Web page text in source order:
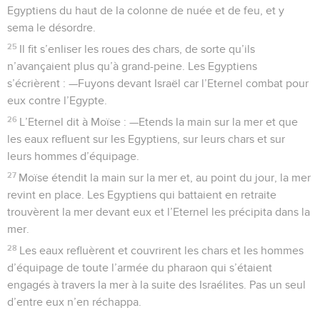
Egyptiens du haut de la colonne de nuée et de feu, et y
sema le désordre.
25 Il fit s’enliser les roues des chars, de sorte qu’ils
n’avançaient plus qu’à grand-peine. Les Egyptiens
s’écrièrent : —Fuyons devant Israël car l’Eternel combat pour
eux contre l’Egypte.
26 L’Eternel dit à Moïse : —Etends la main sur la mer et que
les eaux refluent sur les Egyptiens, sur leurs chars et sur
leurs hommes d’équipage.
27 Moïse étendit la main sur la mer et, au point du jour, la mer
revint en place. Les Egyptiens qui battaient en retraite
trouvèrent la mer devant eux et l’Eternel les précipita dans la
mer.
28 Les eaux refluèrent et couvrirent les chars et les hommes
d’équipage de toute l’armée du pharaon qui s’étaient
engagés à travers la mer à la suite des Israélites. Pas un seul
d’entre eux n’en réchappa.